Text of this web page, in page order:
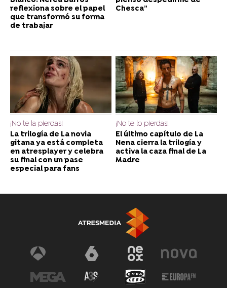
reflexiona sobre el papel
que transformó su forma
de trabajar
Chesca”
¡No te la pierdas!
La trilogía de La novia
gitana ya está completa
en atresplayer y celebra
su final con un pase
especial para fans
¡No te lo pierdas!
El último capítulo de La
Nena cierra la trilogía y
activa la caza final de La
Madre